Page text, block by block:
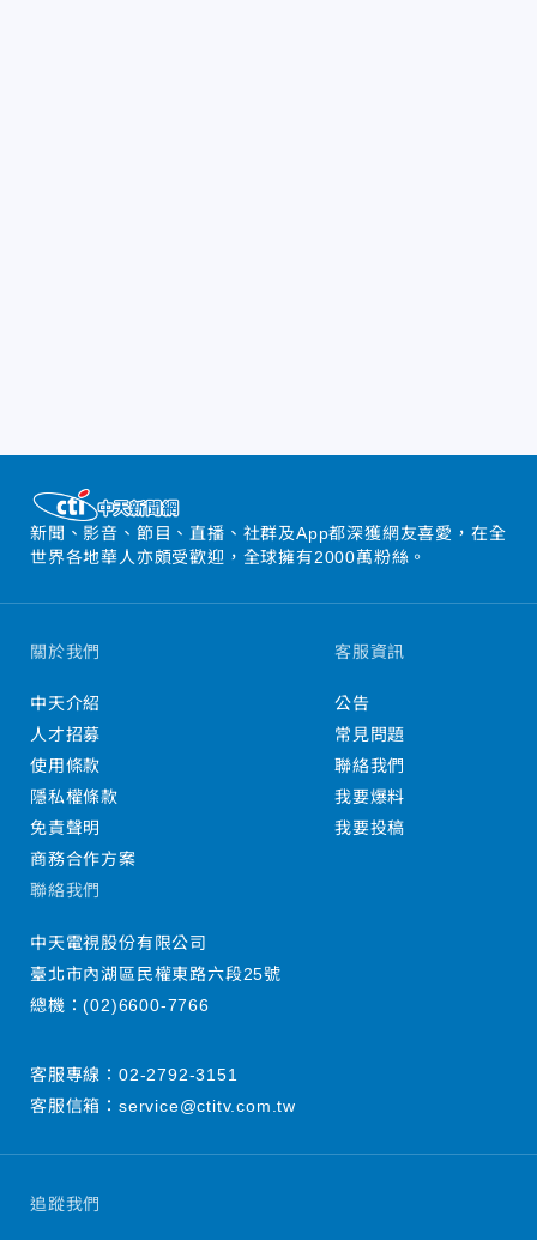
新聞、影音、節目、直播、社群及App都深獲網友喜愛，在全
世界各地華人亦頗受歡迎，全球擁有2000萬粉絲。
追蹤我們
關於我們
中天介紹
人才招募
使用條款
隱私權條款
免責聲明
商務合作方案
客服資訊
公告
常見問題
聯絡我們
我要爆料
我要投稿
聯絡我們
中天電視股份有限公司
臺北市內湖區民權東路六段25號
總機：(02)6600-7766
客服專線： 02-2792-3151
客服信箱： service@ctitv.com.tw